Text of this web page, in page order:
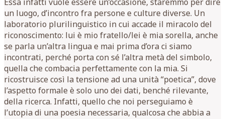
un luogo, d’incontro fra persone e culture diverse. Un
laboratorio plurilinguistico in cui accade il miracolo del
riconoscimento: lui è mio fratello/lei è mia sorella, anche
se parla un’altra lingua e mai prima d’ora ci siamo
incontrati, perché porta con sé l’altra metà del simbolo,
quella che combacia perfettamente con la mia. Si
ricostruisce così la tensione ad una unità “poetica”, dove
l’aspetto formale è solo uno dei dati, benché rilevante,
della ricerca. Infatti, quello che noi perseguiamo è
l’utopia di una poesia necessaria, qualcosa che abbia a